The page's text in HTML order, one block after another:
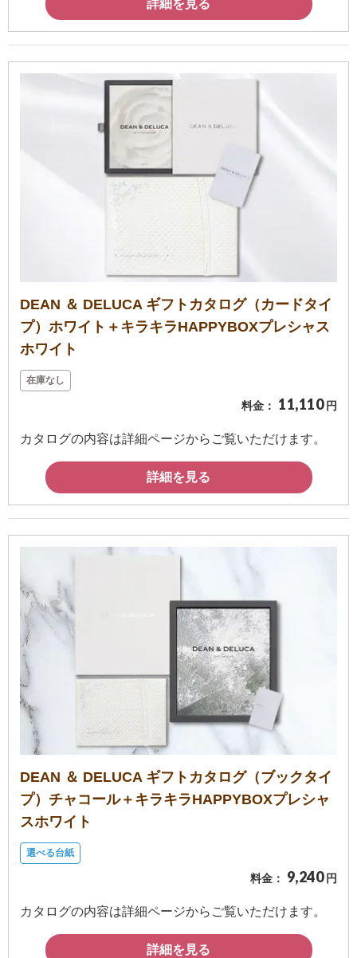
詳細を見る
DEAN ＆ DELUCA ギフトカタログ（カードタイ
プ）ホワイト＋キラキラHAPPYBOXプレシャス
ホワイト
在庫なし
料金： 11,110 円
カタログの内容は詳細ページからご覧いただけます。
詳細を見る
DEAN ＆ DELUCA ギフトカタログ（ブックタイ
プ）チャコール＋キラキラHAPPYBOXプレシャ
スホワイト
選べる台紙
料金： 9,240 円
カタログの内容は詳細ページからご覧いただけます。
詳細を見る